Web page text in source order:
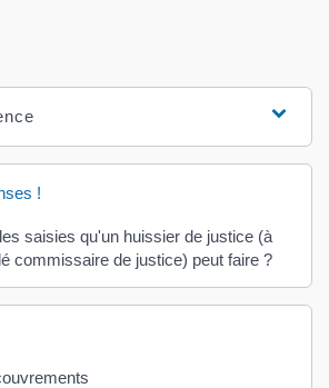
!
saisies qu'un huissier de justice (à
commissaire de justice) peut faire ?